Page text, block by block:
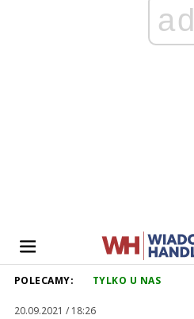
ad
POLECAMY: TYLKO U NAS
20.09.2021 / 18:26